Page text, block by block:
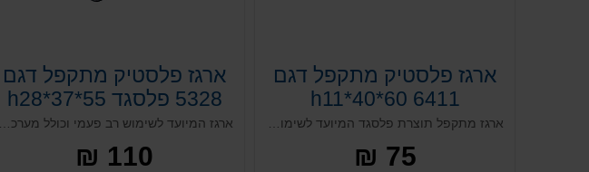
ארגז פלסטיק מתקפל דגם
6411 h11*40*60
75 ₪
ארגז פלסטיק מתקפל דגם
5328 פלסגד 55*37*h28
110 ₪